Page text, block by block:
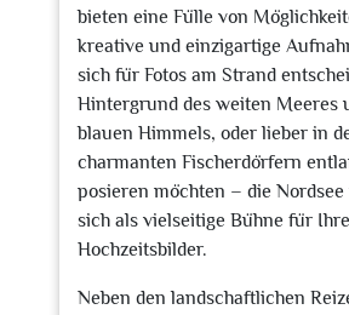
bieten eine Fülle von
kreative und einzigartige
sich für Fotos am Strand
Hintergrund des weiten Meeres
blauen Himmels, oder lieber in
charmanten Fischerdörfern
posieren möchten – die
sich als vielseitige Bühne für Ihre
Hochzeitsbilder.
Neben den landschaftlichen